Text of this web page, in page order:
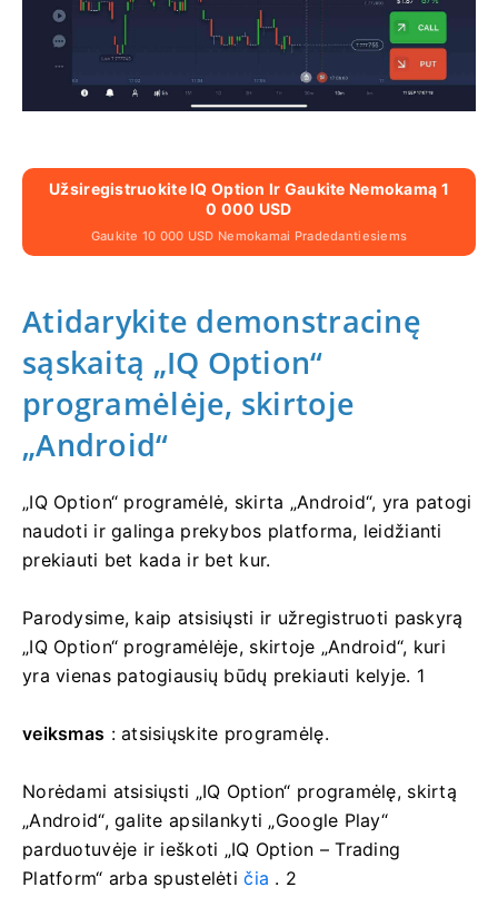
Užsiregistruokite IQ Option Ir Gaukite Nemokamą 1
0 000 USD
Gaukite 10 000 USD Nemokamai Pradedantiesiems
Atidarykite demonstracinę
sąskaitą „IQ Option“
programėlėje, skirtoje
„Android“
„IQ Option“ programėlė, skirta „Android“, yra patogi
naudoti ir galinga prekybos platforma, leidžianti
prekiauti bet kada ir bet kur.
Parodysime, kaip atsisiųsti ir užregistruoti paskyrą
„IQ Option“ programėlėje, skirtoje „Android“, kuri
yra vienas patogiausių būdų prekiauti kelyje. 1
veiksmas : atsisiųskite programėlę.
Norėdami atsisiųsti „IQ Option“ programėlę, skirtą
„Android“, galite apsilankyti „Google Play“
parduotuvėje ir ieškoti „IQ Option – Trading
Platform“ arba spustelėtičia . 2